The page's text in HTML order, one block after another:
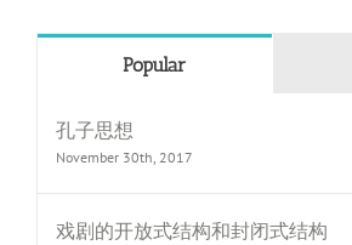
Popular
孔子思想
November 30th, 2017
戏剧的开放式结构和封闭式结构